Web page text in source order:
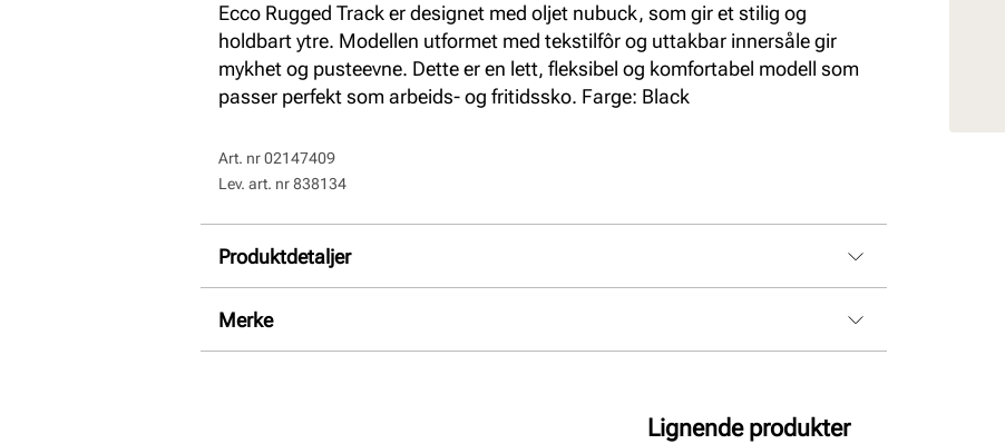
Ecco Rugged Track er designet med oljet nubuck, som gir et stilig og
holdbart ytre. Modellen utformet med tekstilfôr og uttakbar innersåle gir
mykhet og pusteevne. Dette er en lett, fleksibel og komfortabel modell som
passer perfekt som arbeids- og fritidssko. Farge: Black
Art. nr02147409
Lev. art. nr838134
Produktdetaljer
Overdel:
Merke
Lignende produkter